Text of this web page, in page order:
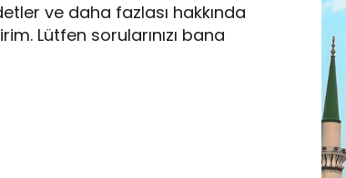
ve daha fazlası hakkında
Lütfen sorularınızı bana